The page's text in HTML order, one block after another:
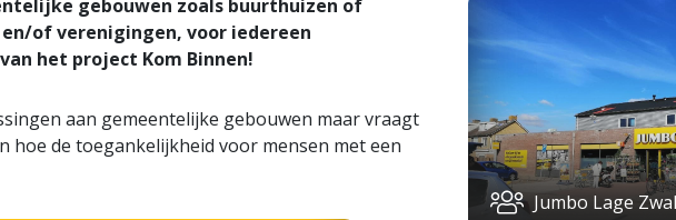
gebouwen zoals buurthuizen of
of verenigingen, voor iedereen
het project Kom Binnen!
aan gemeentelijke gebouwen maar vraagt
hoe de toegankelijkheid voor mensen met een
Jumbo Lage